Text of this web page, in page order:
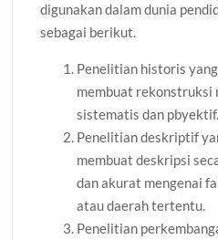
digunakan dalam dunia
sebagai berikut.
Penelitian historis
membuat rekonstruksi
sistematis dan pbyektif.
Penelitian deskriptif
membuat deskripsi
dan akurat mengenai
atau daerah tertentu.
Penelitian